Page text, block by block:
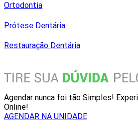
Ortodontia
Prótese Dentária
Restauração Dentária
Agendar nunca foi tão Simples!
Online!
AGENDAR NA UNIDADE